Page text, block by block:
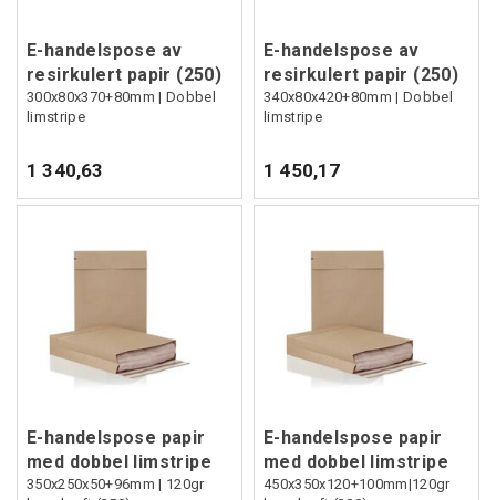
E-handelspose av
resirkulert papir (250)
300x80x370+80mm | Dobbel
limstripe
1 340,63
E-handelspose av
resirkulert papir (250)
340x80x420+80mm | Dobbel
limstripe
1 450,17
E-handelspose papir
med dobbel limstripe
350x250x50+96mm | 120gr
E-handelspose papir
med dobbel limstripe
450x350x120+100mm|120gr